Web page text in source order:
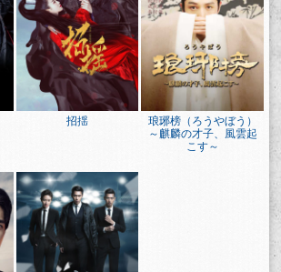
招揺
琅琊榜（ろうやぼう）
～麒麟の才子、風雲起
こす～